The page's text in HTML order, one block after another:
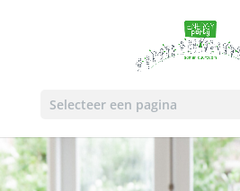
Selecteer een pagina